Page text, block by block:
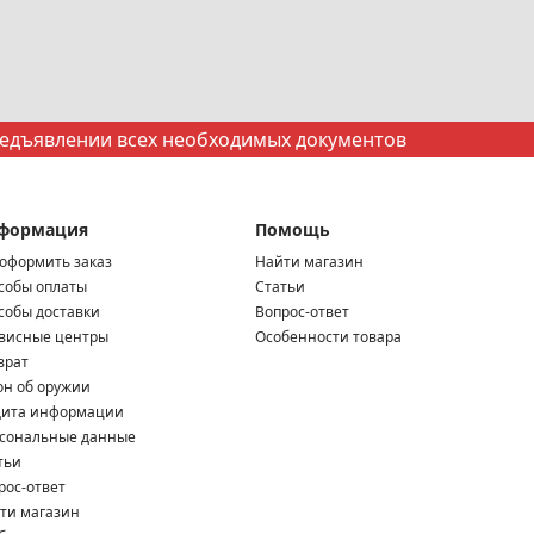
всех необходимых документов
заказ
оплаты
доставки
центры
об оружии
информации
данные
ответ
магазин
Помощь
Найти магазин
Статьи
Вопрос-ответ
Особенности товара